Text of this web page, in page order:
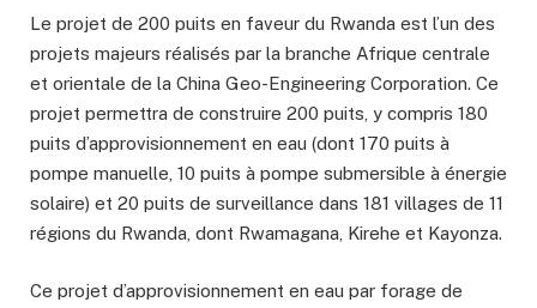
Le projet de 200 puits en faveur du Rwanda est l’un des
projets majeurs réalisés par la branche Afrique centrale
et orientale de la China Geo-Engineering Corporation. Ce
projet permettra de construire 200 puits, y compris 180
puits d’approvisionnement en eau (dont 170 puits à
pompe manuelle, 10 puits à pompe submersible à énergie
solaire) et 20 puits de surveillance dans 181 villages de 11
régions du Rwanda, dont Rwamagana, Kirehe et Kayonza.
Ce projet d’approvisionnement en eau par forage de